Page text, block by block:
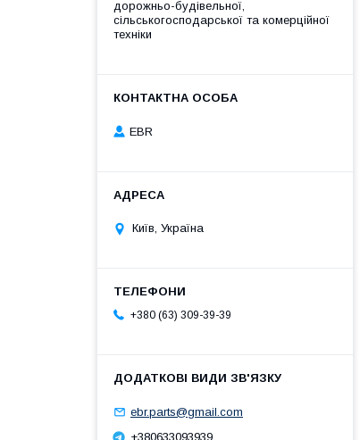
дорожньо-будівельної,
сільськогосподарської та комерційної
техніки
EBR
Київ, Україна
+380 (63) 309-39-39
ebr.parts@gmail.com
+380633093939